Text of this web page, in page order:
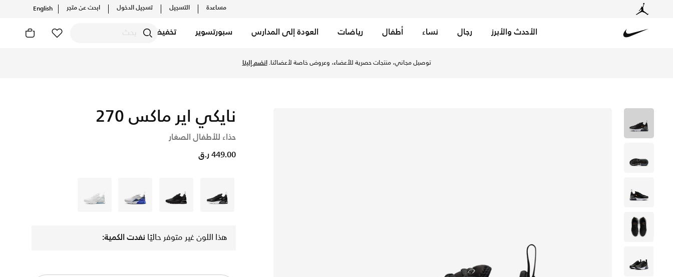
مساعدة التسجيل تسجيل الدخول ابحث عن متجر English
الأحدث والأبرز رجال نساء أطفال رياضات العودة إلى المدارس سبورتسوير تخفيضات
توصيل مجاني، منتجات حصرية للأعضاء، وعروض خاصة لأعضائنا.انضم إلينا
نايكي اير ماكس 270
حذاء للأطفال الصغار
449.00 ر.ق
أسود أسود رمادي أبيض
هذا اللون غير متوفر حاليًا نفدت الكمية: